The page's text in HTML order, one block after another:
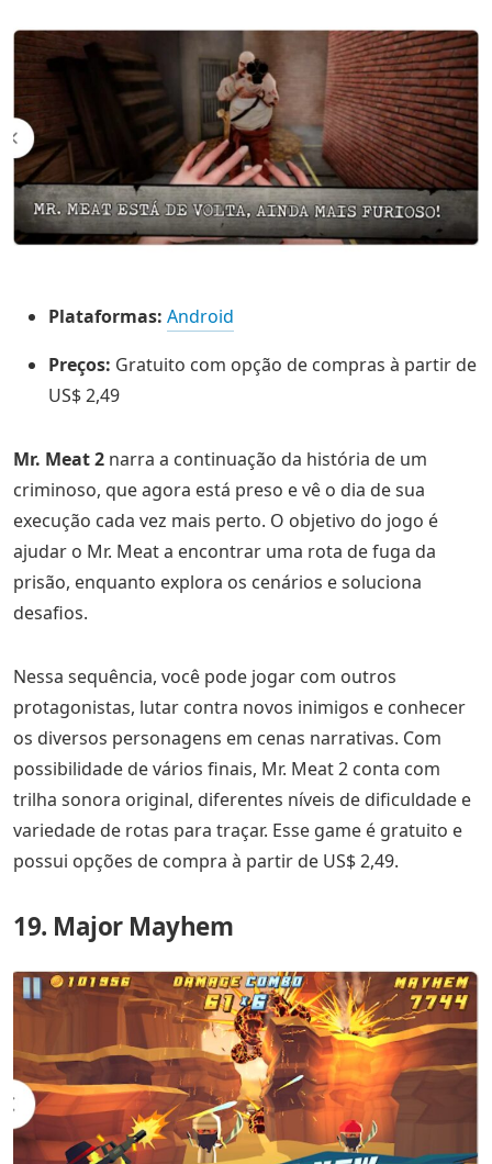
Plataformas: Android
Preços: Gratuito com opção de compras à partir de
US$ 2,49
Mr. Meat 2 narra a continuação da história de um
criminoso, que agora está preso e vê o dia de sua
execução cada vez mais perto. O objetivo do jogo é
ajudar o Mr. Meat a encontrar uma rota de fuga da
prisão, enquanto explora os cenários e soluciona
desafios.
Nessa sequência, você pode jogar com outros
protagonistas, lutar contra novos inimigos e conhecer
os diversos personagens em cenas narrativas. Com
possibilidade de vários finais, Mr. Meat 2 conta com
trilha sonora original, diferentes níveis de dificuldade e
variedade de rotas para traçar. Esse game é gratuito e
possui opções de compra à partir de US$ 2,49.
19. Major Mayhem